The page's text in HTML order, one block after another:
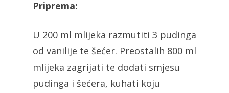
Priprema:
U 200 ml mlijeka razmutiti 3 pudinga
od vanilije te šećer. Preostalih 800 ml
mlijeka zagrijati te dodati smjesu
pudinga i šećera, kuhati koju